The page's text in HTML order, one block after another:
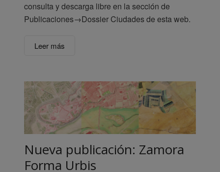
consulta y descarga libre en la sección de
Publicaciones→Dossier Ciudades de esta web.
Leer más
Nueva publicación: Zamora
Forma Urbis